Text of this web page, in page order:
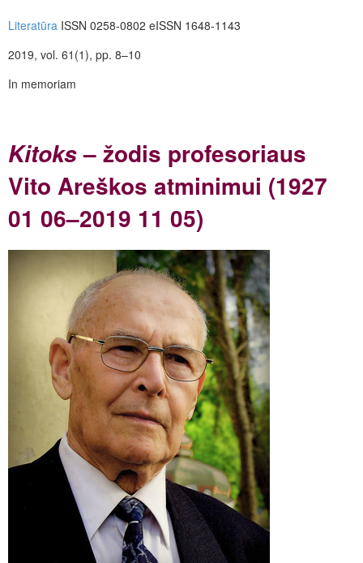
Literatūra ISSN 0258-0802 eISSN 1648-1143
2019, vol. 61(1), pp. 8–10
In memoriam
Kitoks– žodis profesoriaus
Vito Areškos atminimui (1927
01 06–2019 11 05)